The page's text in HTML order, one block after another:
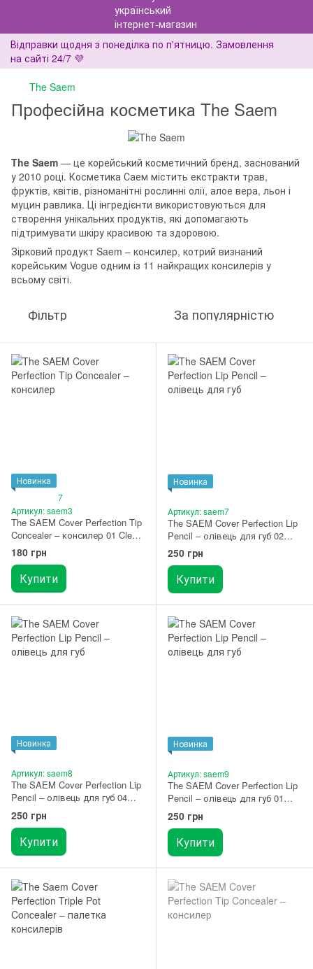
Відправки щодня з понеділка по п'ятницю. Замовлення
на сайті 24/7 💜
The Saem
Професійна косметика The Saem
The Saem — це корейський косметичний бренд, заснований
у 2010 році. Косметика Саем містить екстракти трав,
фруктів, квітів, різноманітні рослинні олії, алое вера, льон і
муцин равлика. Ці інгредієнти використовуються для
створення унікальних продуктів, які допомагають
підтримувати шкіру красивою та здоровою.
Зірковий продукт Saem – консилер, котрий визнаний
корейським Vogue одним із 11 найкращих консилерів у
всьому світі.
Фільтр За популярністю
Новинка
7
Артикул: saem3
The SAEM Cover Perfection Tip
Concealer – консилер 01 Clear
Beige
180 грн
Купити
Новинка
Артикул: saem7
The SAEM Cover Perfection Lip
Pencil – олівець для губ 02
Rosy
250 грн
Купити
Новинка
Артикул: saem8
The SAEM Cover Perfection Lip
Pencil – олівець для губ 04
Taro
250 грн
Купити
Новинка
Артикул: saem9
The SAEM Cover Perfection Lip
Pencil – олівець для губ 01
Near
250 грн
Купити